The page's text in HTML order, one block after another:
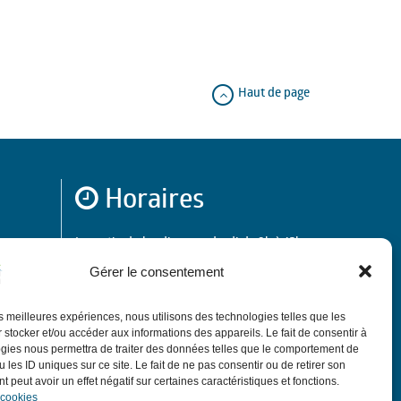
Gérer le consentement
meilleures expériences, nous utilisons des technologies telles que les
stocker et/ou accéder aux informations des appareils. Le fait de consentir à
nous permettra de traiter des données telles que le comportement de
les ID uniques sur ce site. Le fait de ne pas consentir ou de retirer son
peut avoir un effet négatif sur certaines caractéristiques et fonctions.
Haut de page
Horaires
de 9h à 12h.
L'après-midide 13h30 à 18h,
Le 1er samedi du moisde 9h à 12h sauf
ponts et vacances avec permanence d'élus.